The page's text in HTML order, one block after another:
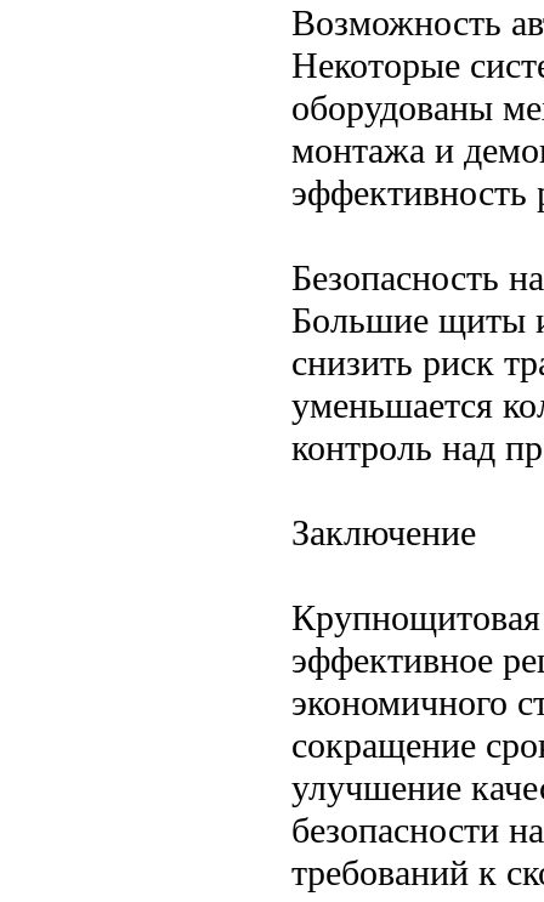
Возможность
Некоторые
оборудованы
монтажа и
эффективность
Безопасность
Большие щиты
снизить риск
уменьшается
контроль над
Заключение
Крупнощитовая
эффективное
экономичного
сокращение
улучшение
безопасности
требований к